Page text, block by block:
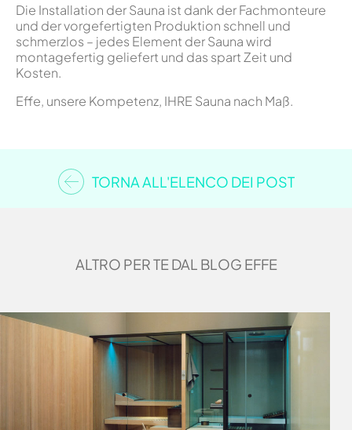
Die Installation der Sauna ist dank der Fachmonteure
und der vorgefertigten Produktion schnell und
schmerzlos – jedes Element der Sauna wird
montagefertig geliefert und das spart Zeit und
Kosten.
Effe, unsere Kompetenz, IHRE Sauna nach Maß.
TORNA ALL'ELENCO DEI POST
ALTRO PER TE DAL BLOG EFFE